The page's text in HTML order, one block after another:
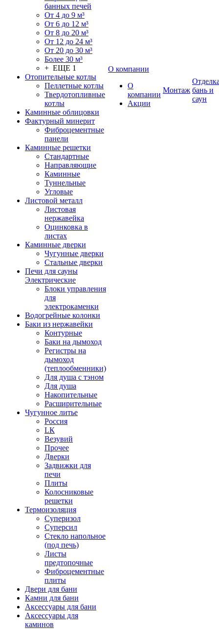
банных печей
От 4 до 9 м³
От 6 до 12 м³
От 8 до 20 м³
От 12 до 24 м³
От 20 до 30 м³
Более 30 м³
+ ЕЩЕ 1
Отопительные котлы
Пеллетные котлы
Твердотопливные
котлы
Каминные облицовки
Фактурный минерит
Фиброцементные
панели
Каминные решетки
Стандартные
Направляющие
Каминные
Туннельные
Угловые
Листовой металл
Листовая
нержавейка
Оцинковка в
листах
Каминные дверки
Чугунные дверки
Стальные дверки
Печи для сауны
Электрические
Блоки управления
для
электрокаменки
Водогрейные колонки
Баки из нержавейки
Контурные
Баки на дымоход
Регистры на
дымоход
(теплообменники)
Для душа с тэном
Для душа
Накопительные
Расширительные
Чугунное литье
Россия
LК
Везувий
Прочее
Дверки
Задвижки для
печи
Плиты
Колосниковые
решетки
Термоизоляция
Суперизол
Суперсил
Стекло напольное
(под печь)
Листы
предтопочные
Фиброцементные
плиты
Двери для бани
Камни для бани
Аксессуары для бани
Аксессуары для
каминов
О компании
О
компании
Акции
Монтаж бань и
саун